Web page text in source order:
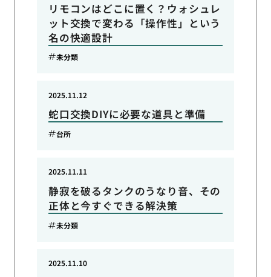
リモコンはどこに置く？ウォシュレ
ット交換で変わる「操作性」という
名の快適設計
未分類
蛇口交換DIYに必要な道具と準備
2025.11.12
台所
静寂を破るタンクのうなり音、その
正体と今すぐできる解決策
2025.11.11
未分類
2025.11.10